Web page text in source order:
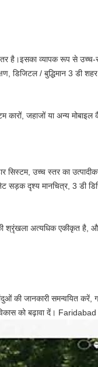
है।इसका व्यापक रूप से उच्च-
डिजिटल / बुद्धिमान 3 डी
कारों, जहाजों या अन्य
सिस्टम, उच्च स्तर का
सड़क दृश्य मानचित्र, 3 डी
की श्रृंखला अत्यधिक एकीकृत
की जानकारी समन्वयित करें,
को बढ़ावा दें।